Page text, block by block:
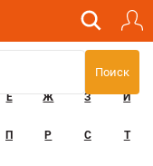
Ё Ж З И
П Р С Т